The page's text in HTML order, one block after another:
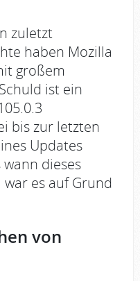
zuletzt
haben Mozilla
großem
ist ein
bis zur letzten
Updates
dieses
es auf Grund
von